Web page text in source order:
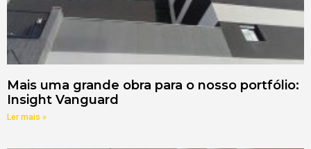
Mais uma grande obra para o nosso portfólio:
Insight Vanguard
Ler mais »